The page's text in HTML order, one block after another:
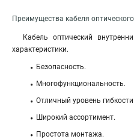
Преимущества кабеля
Кабель оптический
характеристики.
Безопасность.
Многофункциональность.
Отличный уровень гибкости.
Широкий ассортимент.
Простота монтажа.